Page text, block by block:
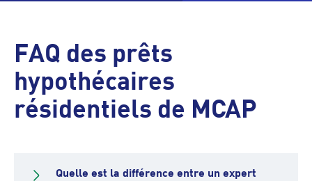
FAQ des prêts
hypothécaires
résidentiels de MCAP
Quelle est la différence entre un expert